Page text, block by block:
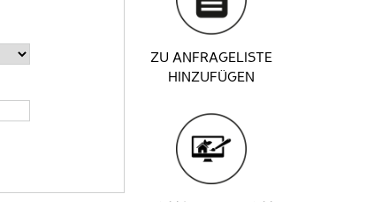
ZU ANFRAGELISTE
HINZUFÜGEN